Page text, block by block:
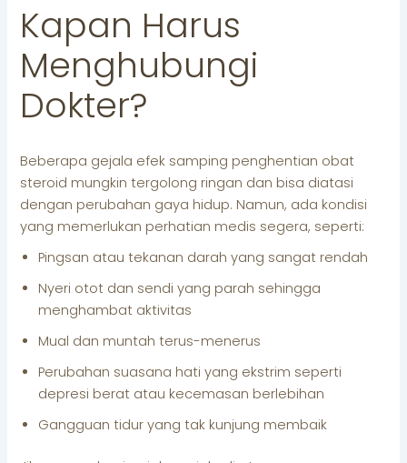
Kapan Harus
Menghubungi
Dokter?
Beberapa gejala efek samping penghentian obat
steroid mungkin tergolong ringan dan bisa diatasi
dengan perubahan gaya hidup. Namun, ada kondisi
yang memerlukan perhatian medis segera, seperti:
Pingsan atau tekanan darah yang sangat rendah
Nyeri otot dan sendi yang parah sehingga
menghambat aktivitas
Mual dan muntah terus-menerus
Perubahan suasana hati yang ekstrim seperti
depresi berat atau kecemasan berlebihan
Gangguan tidur yang tak kunjung membaik